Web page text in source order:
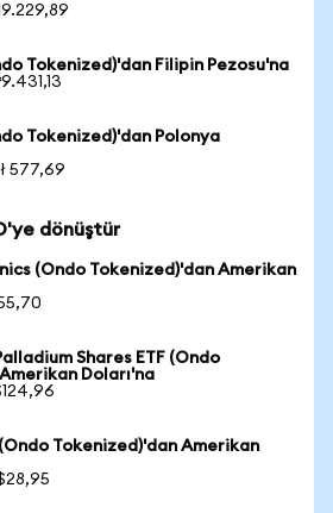
Tokenized)'dan Filipin Pezosu'na
Tokenized)'dan Polonya
577,69
dönüştür
(Ondo Tokenized)'dan Amerikan
Shares ETF (Ondo
Doları'na
Tokenized)'dan Amerikan